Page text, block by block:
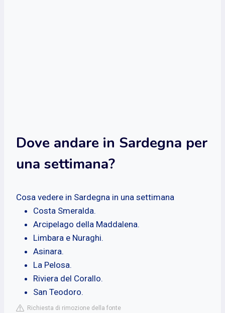
Dove andare in Sardegna per
una settimana?
Cosa vedere in Sardegna in una settimana
Costa Smeralda.
Arcipelago della Maddalena.
Limbara e Nuraghi.
Asinara.
La Pelosa.
Riviera del Corallo.
San Teodoro.
Richiesta di rimozione della fonte